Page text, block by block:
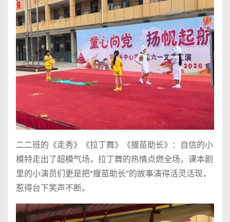
二二班的《走秀》《拉丁舞》《揠苗助长》：自信的小
模特走出了超模气场，拉丁舞的热情点燃全场，课本剧
里的小演员们更是把“揠苗助长”的故事演得活灵活现，
惹得台下笑声不断。